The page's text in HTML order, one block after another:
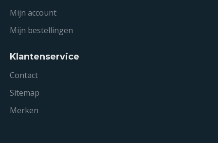
Mijn account
Mijn bestellingen
Klantenservice
Contact
Sitemap
Merken